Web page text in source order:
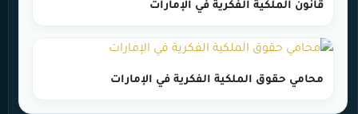
قانون الملكية الفكرية في الإمارات
محامي حقوق الملكية الفكرية في الإمارات